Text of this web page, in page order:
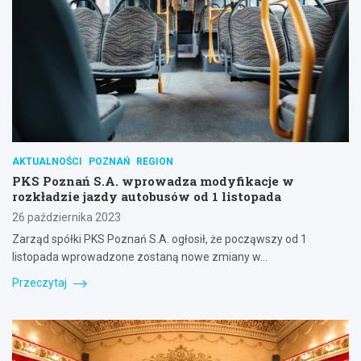
AKTUALNOŚCI POZNAŃ REGION
PKS Poznań S.A. wprowadza modyfikacje w
rozkładzie jazdy autobusów od 1 listopada
26 października 2023
Zarząd spółki PKS Poznań S.A. ogłosił, że począwszy od 1
listopada wprowadzone zostaną nowe zmiany w…
Przeczytaj